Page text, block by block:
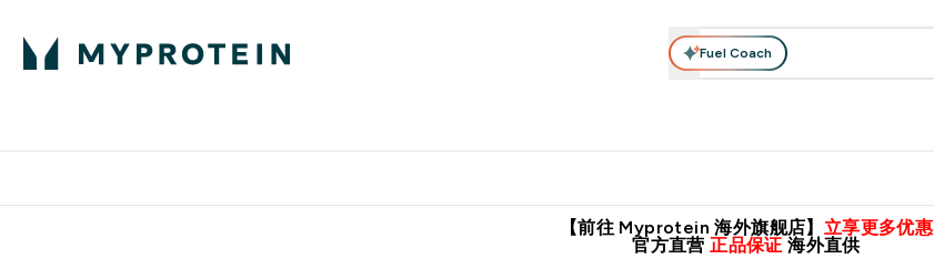
Fuel Coach
【前往 Myprotein 海外旗舰店】 立享更多优惠
官方直营 正品保证 海外直供